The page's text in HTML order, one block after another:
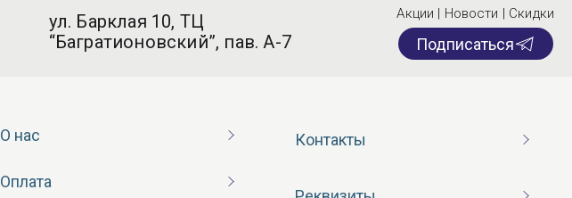
ул. Барклая 10, ТЦ
“Багратионовский”, пав. А-7
Акции | Новости | Скидки
Подписаться
О нас
Оплата
Контакты